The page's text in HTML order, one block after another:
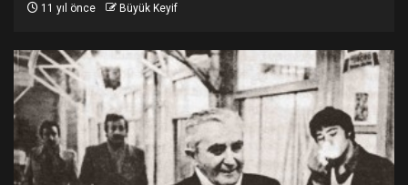
11 yıl önce Büyük Keyif